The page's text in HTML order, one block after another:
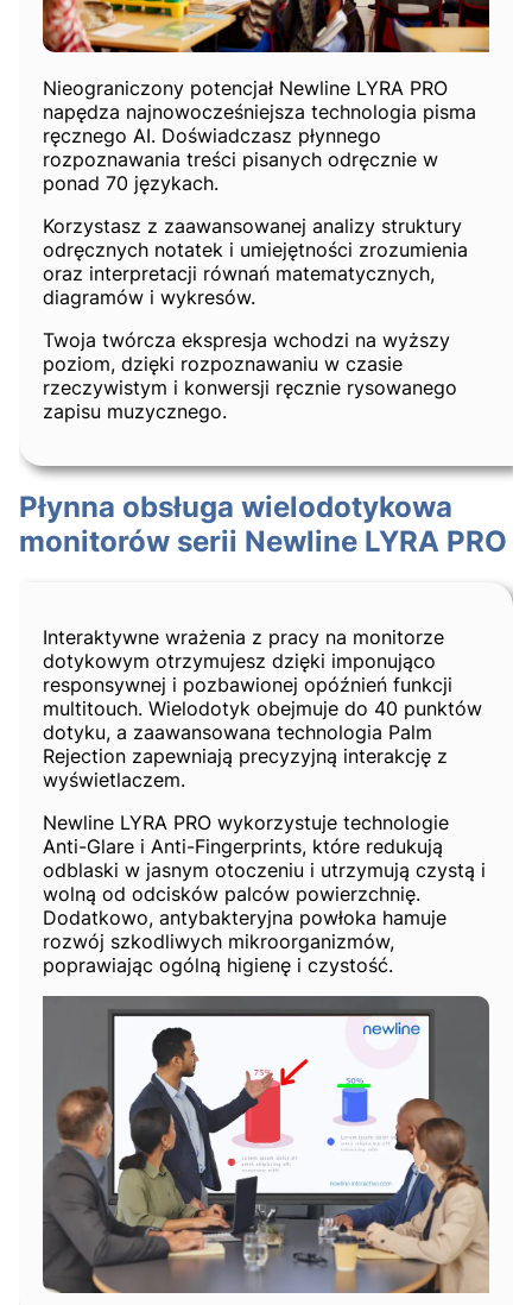
Nieograniczony potencjał Newline LYRA PRO
napędza najnowocześniejsza technologia pisma
ręcznego AI. Doświadczasz płynnego
rozpoznawania treści pisanych odręcznie w
ponad 70 językach.
Korzystasz z zaawansowanej analizy struktury
odręcznych notatek i umiejętności zrozumienia
oraz interpretacji równań matematycznych,
diagramów i wykresów.
Twoja twórcza ekspresja wchodzi na wyższy
poziom, dzięki rozpoznawaniu w czasie
rzeczywistym i konwersji ręcznie rysowanego
zapisu muzycznego.
Płynna obsługa wielodotykowa
monitorów serii Newline LYRA PRO
Interaktywne wrażenia z pracy na monitorze
dotykowym otrzymujesz dzięki imponująco
responsywnej i pozbawionej opóźnień funkcji
multitouch. Wielodotyk obejmuje do 40 punktów
dotyku, a zaawansowana technologia Palm
Rejection zapewniają precyzyjną interakcję z
wyświetlaczem.
Newline LYRA PRO wykorzystuje technologie
Anti-Glare i Anti-Fingerprints, które redukują
odblaski w jasnym otoczeniu i utrzymują czystą i
wolną od odcisków palców powierzchnię.
Dodatkowo, antybakteryjna powłoka hamuje
rozwój szkodliwych mikroorganizmów,
poprawiając ogólną higienę i czystość.